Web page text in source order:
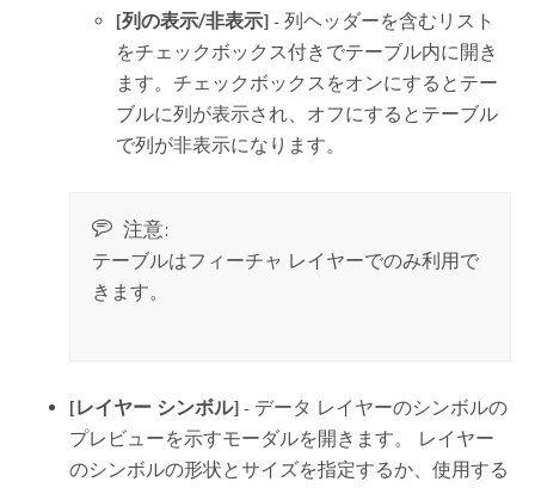
[列の表示/非表示] - 列ヘッダーを含むリスト
をチェックボックス付きでテーブル内に開き
ます。チェックボックスをオンにするとテー
ブルに列が表示され、オフにするとテーブル
で列が非表示になります。
注意:
テーブルはフィーチャ レイヤーでのみ利用で
きます。
[レイヤー シンボル] - データ レイヤーのシンボルの
プレビューを示すモーダルを開きます。 レイヤー
のシンボルの形状とサイズを指定するか、使用する